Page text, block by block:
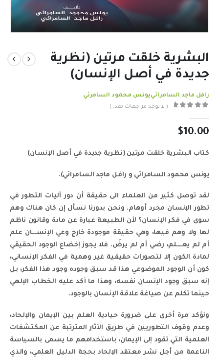
البشرية خلقت مرتين (نظرية
جديدة في أصل الإنسان)
رافل ماجد السامرائييونس محمود السامرئي
( لا توجد مراجعات بعد. )
$10.00
كتاب البشرية خلقت مرتين (نظرية جديدة في أصل الإنسان)
يونس محمود السامرائي و رافل ماجد السامرائي).
لقد توصل كثير من العلماء الى حقيقة أن دور آليات التطور في
تطور الإنسان مجرد أوهام. ونحن بدورنا نسأل إن كان هناك وهم
سوى في فكر الإنسان؟ لأن الطبيعة عبارة عن مادة وقانون ناظم
لها ولا وهم فيها، وهي حقيقة موجودة خارج وعي الإنســـان علم
أم لم يعــــلم، رضي أم لم يرضَ. فلا يجوز إخضاع الوجود الحقيقي
لمادة الكون إلا لتصورات حقيقية غير وهمية في الفكر الإنساني،
كون أن الوجود الموضوعي هذا قد سبق وجوده وجود هذا الفكر، بل
إنه سبق وجود الإنسان نفسه، وهذا ما أكد عليه الخطاب الإلهي
حينما تكلم عن صياغة علاقة الإنسان بالوجود.
ونؤكد مرة أخرى على ضرورة حيادية العلم بين الإيمان والإلحاد،
وعدم وقوف التطوريين في طريق الآثار المترتبة عن المكتشفات
العلمية التي تقود إلى الإيمان، باستخدامهم ما يسمى بالسياسة
الناعمة من أجل نشر معتقد الإلحاد بحجة الدليل العلمي، والذي